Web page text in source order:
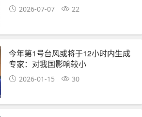
2026-07-07 22
今年第1号台风或将于12小时内生成
专家：对我国影响较小
2026-01-15 30